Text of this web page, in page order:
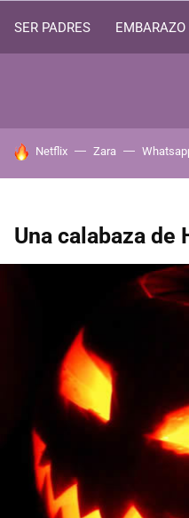
SER PADRES EMBARAZO
HOY SE HABLA DE
Netflix Zara
Una calabaza de